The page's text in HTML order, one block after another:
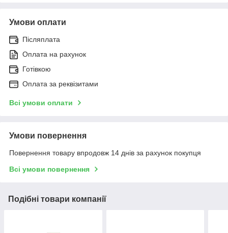
Умови оплати
Післяплата
Оплата на рахунок
Готівкою
Оплата за реквізитами
Всі умови оплати
Умови повернення
Повернення товару впродовж 14 днів за рахунок покупця
Всі умови повернення
Подібні товари компанії